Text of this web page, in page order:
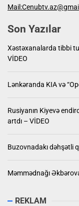
Son Yazılar
Xəstəxanalarda tibbi
VİDEO
Lənkəranda KIA və
Rusiyanın Kiyevə
artdı – VİDEO
Buzovnadakı dəhşətli
Məmmədnağı
REKLAM